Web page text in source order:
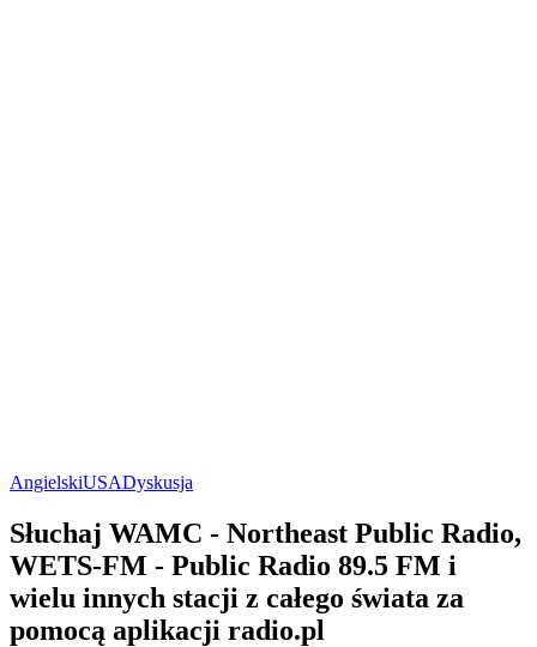
AngielskiUSADyskusja
Słuchaj WAMC - Northeast Public Radio,
WETS-FM - Public Radio 89.5 FM i
wielu innych stacji z całego świata za
pomocą aplikacji radio.pl